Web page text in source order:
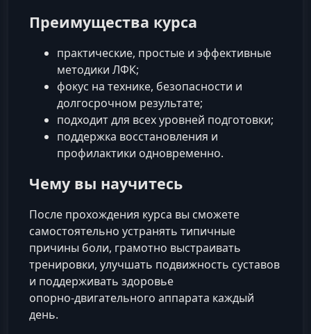
Преимущества курса
практические, простые и эффективные
методики ЛФК;
фокус на технике, безопасности и
долгосрочном результате;
подходит для всех уровней подготовки;
поддержка восстановления и
профилактики одновременно.
Чему вы научитесь
После прохождения курса вы сможете
самостоятельно устранять типичные
причины боли, грамотно выстраивать
тренировки, улучшать подвижность суставов
и поддерживать здоровье
опорно‑двигательного аппарата каждый
день.